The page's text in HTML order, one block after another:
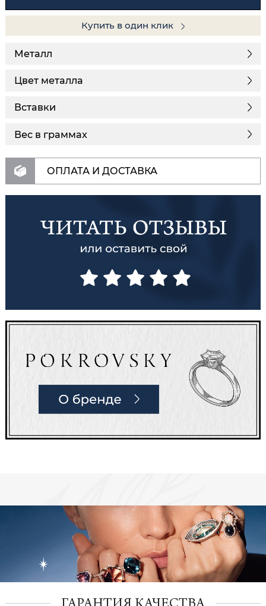
Купить в один клик
Металл
Цвет металла
Вставки
Вес в граммах
ОПЛАТА И ДОСТАВКА